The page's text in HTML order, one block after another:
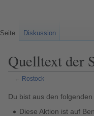
Quelltext der
← Rostock
Zur
Navigation
Zur
Suche
Du bist aus den
Diese Aktion ist auf
Seite Diskussion